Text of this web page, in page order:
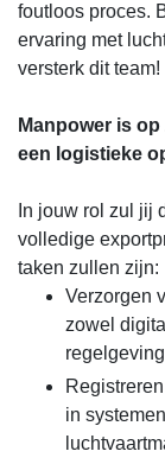
foutloos proces.
ervaring met
versterk dit team!
Manpower is
een logistieke
In jouw rol zul jij
volledige
taken zullen zijn:
Verzorgen
zowel
regelgeving
in